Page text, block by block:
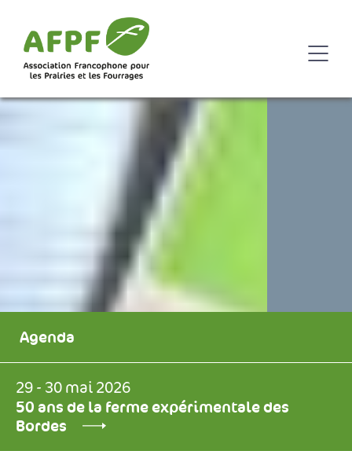
Agenda
29 - 30 mai 2026
50 ans de la ferme expérimentale des
Bordes